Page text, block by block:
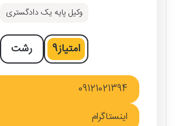
وکیل پایه یک دادگستری
امتیاز9 رشت
09121021394
اینستاگرام